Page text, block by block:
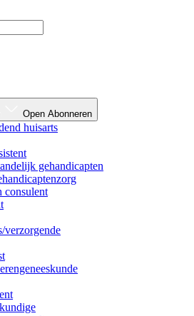
Open Abonneren
huisarts
gehandicapten
consulent
verzorgende